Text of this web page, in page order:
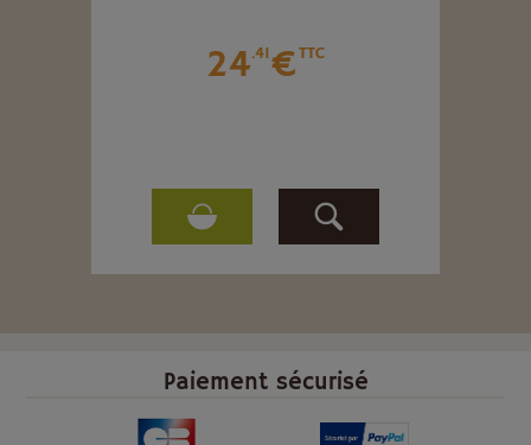
24.41€TTC
Paiement sécurisé